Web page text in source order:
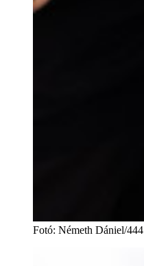
Fotó: Németh Dániel/444